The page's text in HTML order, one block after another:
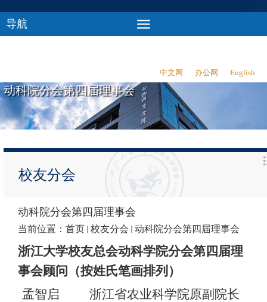
中文网 办公网 English
导航
动科院分会第四届理事会
校友分会
动科院分会第四届理事会
当前位置： 首页 校友分会 动科院分会第四届理事会
浙江大学校友总会动科学院分会第四届理
事会顾问（按姓氏笔画排列）
孟智启
浙江省农业科学院原副院长